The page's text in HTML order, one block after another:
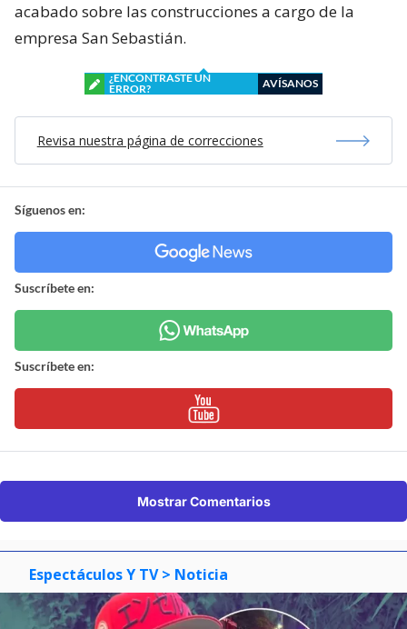
acabado sobre las construcciones a cargo de la
empresa San Sebastián.
¿ENCONTRASTE UN
ERROR?
AVÍSANOS
Revisa nuestra página de correcciones
Síguenos en:
Suscríbete en:
Suscríbete en:
Mostrar Comentarios
Espectáculos Y TV > Noticia